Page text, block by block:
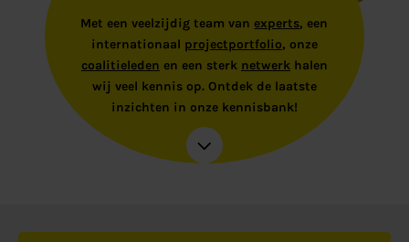
Met een veelzijdig team van experts, een
internationaal projectportfolio, onze
coalitieleden en een sterk netwerkhalen
wij veel kennis op. Ontdek de laatste
inzichten in onze kennisbank!